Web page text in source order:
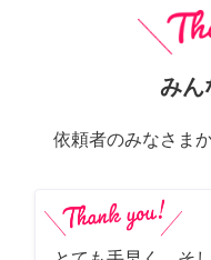
みん
依頼者のみなさま